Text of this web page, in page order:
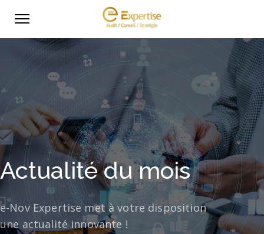
Actualité du mois
e-Nov Expertise met à votre disposition
une actualité innovante !